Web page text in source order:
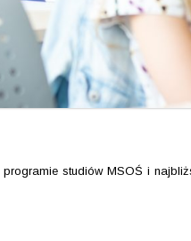
studiów MSOŚ i